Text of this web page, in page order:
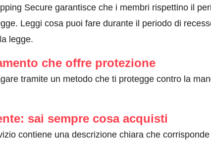
Secure garantisce che i membri rispettino il
Leggi cosa puoi fare durante il periodo di
legge.
che offre protezione
tramite un metodo che ti protegge contro la
sai sempre cosa acquisti
contiene una descrizione chiara che